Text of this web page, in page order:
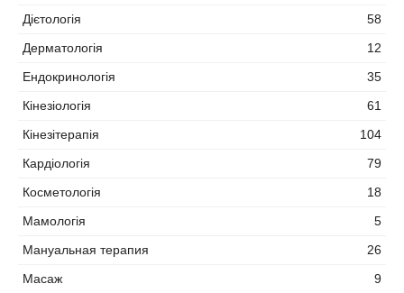
Дієтологія
58
Дерматологія
12
Ендокринологія
35
Кінезіологія
61
Кінезітерапія
104
Кардіологія
79
Косметологія
18
Мамологія
5
Мануальная терапия
26
Масаж
9